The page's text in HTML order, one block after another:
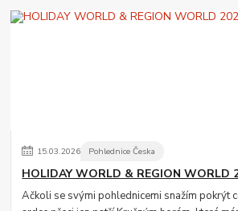
15.03.2026 Pohlednice Česka
HOLIDAY WORLD & REGION WORLD
Ačkoli se svými pohlednicemi snažím pokrýt